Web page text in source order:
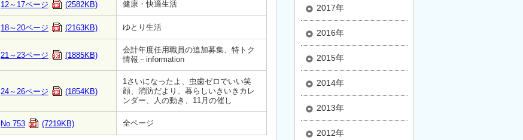
12～17ページ (2582KB) 健康・快適生活
18～20ページ (2163KB) ゆとり生活
21～23ページ (1885KB)
会計年度任用職員の追加募集、特トク
情報－information
24～26ページ (1854KB)
1さいになったよ、虫歯ゼロでいい笑
顔、消防だより、暮らしいきいきカレ
ンダー、人の動き、11月の催し
No.753 (7219KB) 全ページ
2017年
2016年
2015年
2014年
2013年
2012年